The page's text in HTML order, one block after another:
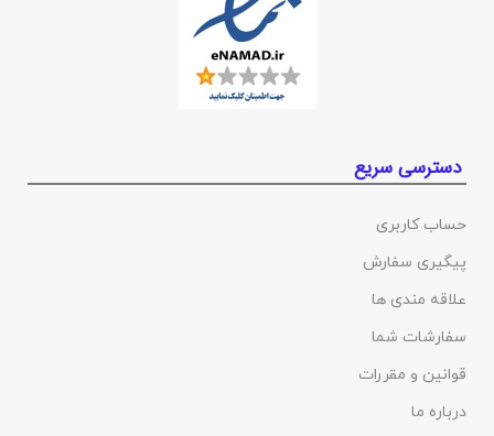
دسترسی سریع
حساب کاربری
پیگیری سفارش
علاقه مندی ها
سفارشات شما
قوانین و مقررات
درباره ما